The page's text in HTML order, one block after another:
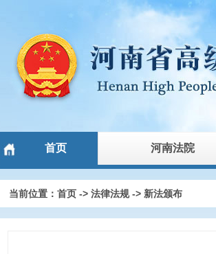
首页 河南法院
当前位置： 首页-> 法律法规-> 新法颁布